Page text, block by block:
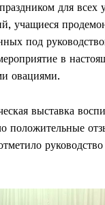
для всех
учащиеся
под
в
овациями.
выставка
положительные